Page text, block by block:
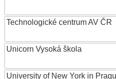
Technologické centrum AV ČR
Unicorn Vysoká škola
University of New York in